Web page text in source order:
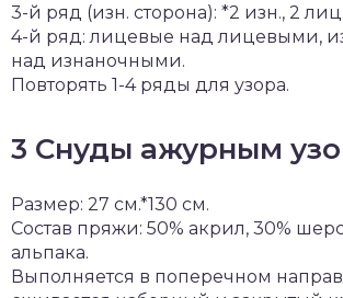
3-й ряд (изн. сторона): *2 изн., 2
4-й ряд: лицевые над лицевыми,
над изнаночными.
Повторять 1-4 ряды для узора.
3 Снуды ажурным
Размер: 27 см.*130 см.
Состав пряжи: 50% акрил, 30%
альпака.
Выполняется в поперечном